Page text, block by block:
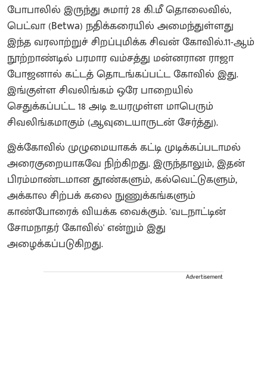
போபாலில் இருந்து சுமார் 28 கி.மீ தொலைவில்,
பெட்வா (Betwa) நதிக்கரையில் அமைந்துள்ளது
இந்த வரலாற்றுச் சிறப்புமிக்க சிவன் கோவில்.11-ஆம்
நூற்றாண்டில் பரமார வம்சத்து மன்னரான ராஜா
போஜனால் கட்டத் தொடங்கப்பட்ட கோவில் இது.
இங்குள்ள சிவலிங்கம் ஒரே பாறையில்
செதுக்கப்பட்ட 18 அடி உயரமுள்ள மாபெரும்
சிவலிங்கமாகும் (ஆவுடையாருடன் சேர்த்து).
இக்கோவில் முழுமையாகக் கட்டி முடிக்கப்படாமல்
அரைகுறையாகவே நிற்கிறது. இருந்தாலும், இதன்
பிரம்மாண்டமான தூண்களும், கல்வெட்டுகளும்,
அக்கால சிற்பக் கலை நுணுக்கங்களும்
காண்போரைக் வியக்க வைக்கும். 'வடநாட்டின்
சோமநாதர் கோவில்' என்றும் இது
அழைக்கப்படுகிறது.
Advertisement